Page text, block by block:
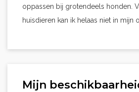
oppassen bij grotendeels honden.
huisdieren kan ik helaas niet in mijn
Mijn